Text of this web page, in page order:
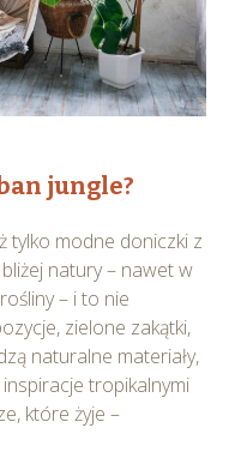
jungle?
tylko modne doniczki z
natury – nawet w
– i to nie
zielone zakątki,
naturalne materiały,
tropikalnymi
które żyje –